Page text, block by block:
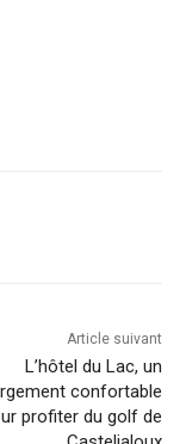
Article suivant
L’hôtel du Lac, un
confortable
profiter du golf de